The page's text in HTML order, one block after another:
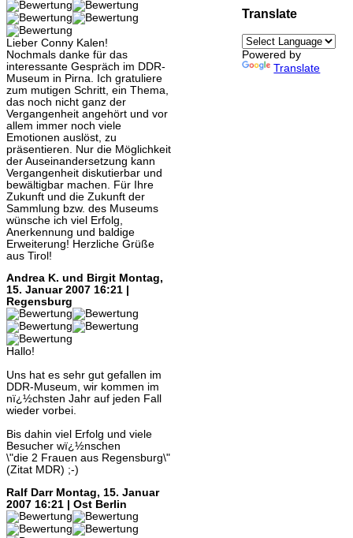
Lieber Conny Kalen!
Nochmals danke für das
interessante Gespräch im DDR-
Museum in Pirna. Ich gratuliere
zum mutigen Schritt, ein Thema,
das noch nicht ganz der
Vergangenheit angehört und vor
allem immer noch viele
Emotionen auslöst, zu
präsentieren. Nur die Möglichkeit
der Auseinandersetzung kann
Vergangenheit diskutierbar und
bewältigbar machen. Für Ihre
Zukunft und die Zukunft der
Sammlung bzw. des Museums
wünsche ich viel Erfolg,
Anerkennung und baldige
Erweiterung! Herzliche Grüße
aus Tirol!
Andrea K. und Birgit Montag,
15. Januar 2007 16:21 |
Regensburg
Hallo!
Uns hat es sehr gut gefallen im
DDR-Museum, wir kommen im
nï¿½chsten Jahr auf jeden Fall
wieder vorbei.
Bis dahin viel Erfolg und viele
Besucher wï¿½nschen
\"die 2 Frauen aus Regensburg\"
(Zitat MDR) ;-)
Ralf Darr Montag, 15. Januar
2007 16:21 | Ost Berlin
Translate
Powered by
Translate